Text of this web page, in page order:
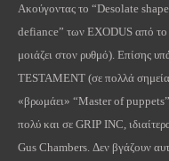
Ακούγοντας το “Desolate shape
defiance” των EXODUS από το
μοιάζει στον ρυθμό). Επίσης
TESTAMENT (σε πολλά
«βρωμάει» “Master of puppets
πολύ και σε GRIP INC ,
Gus Chambers . Δεν βγάζουν